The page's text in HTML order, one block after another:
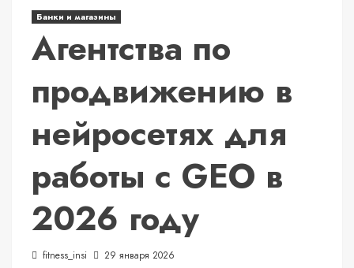
Банки и магазины
Агентства по
продвижению в
нейросетях для
работы с GEO в
2026 году
fitness_insi 29 января 2026